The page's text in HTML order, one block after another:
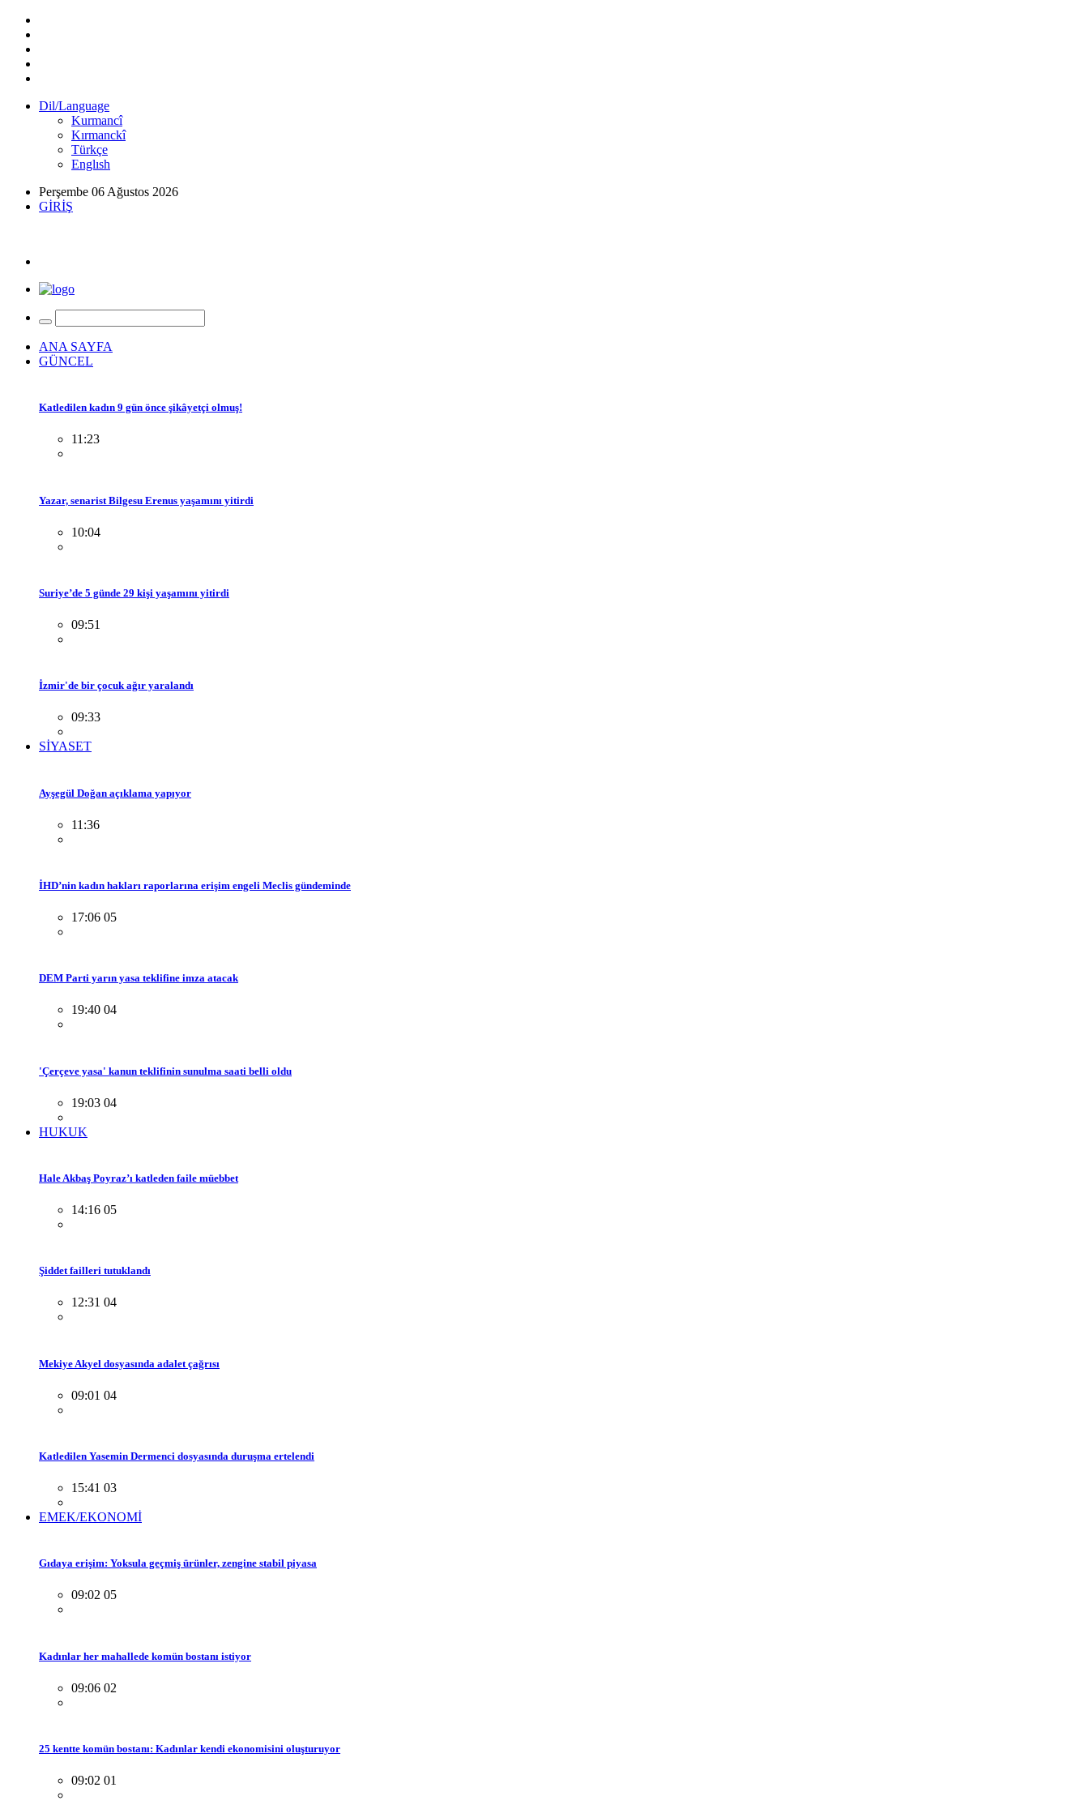
Dil/Language
Kurmancî
Kırmanckî
Türkçe
Englısh
Perşembe 06 Ağustos 2026
GİRİŞ
ANA SAYFA
GÜNCEL
Katledilen kadın 9 gün önce şikâyetçi olmuş!
11:23
Yazar, senarist Bilgesu Erenus yaşamını yitirdi
10:04
Suriye’de 5 günde 29 kişi yaşamını yitirdi
09:51
İzmir'de bir çocuk ağır yaralandı
09:33
SİYASET
Ayşegül Doğan açıklama yapıyor
11:36
İHD’nin kadın hakları raporlarına erişim engeli Meclis gündeminde
17:06 05
DEM Parti yarın yasa teklifine imza atacak
19:40 04
'Çerçeve yasa' kanun teklifinin sunulma saati belli oldu
19:03 04
HUKUK
Hale Akbaş Poyraz’ı katleden faile müebbet
14:16 05
Şiddet failleri tutuklandı
12:31 04
Mekiye Akyel dosyasında adalet çağrısı
09:01 04
Katledilen Yasemin Dermenci dosyasında duruşma ertelendi
15:41 03
EMEK/EKONOMİ
Gıdaya erişim: Yoksula geçmiş ürünler, zengine stabil piyasa
09:02 05
Kadınlar her mahallede komün bostanı istiyor
09:06 02
25 kentte komün bostanı: Kadınlar kendi ekonomisini oluşturuyor
09:02 01